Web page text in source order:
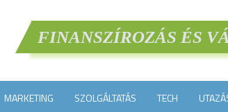
FINANSZÍROZÁS ÉS
MARKETING SZOLGÁLTATÁS TECH